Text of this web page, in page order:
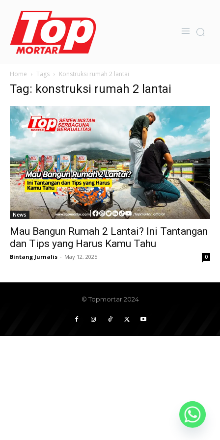
Home Tags Konstruksi rumah 2 lantai
Tag: konstruksi rumah 2 lantai
News
Mau Bangun Rumah 2 Lantai? Ini Tantangan
dan Tips yang Harus Kamu Tahu
Bintang Jurnalis - May 12, 2025 0
© Topmortar 2024